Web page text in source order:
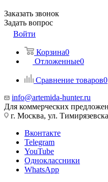
Заказать звонок
Задать вопрос
Войти
Корзина0
Отложенные0
Сравнение товаров0
info@artemida-hunter.ru
Для коммерческих
г. Москва, ул.
Вконтакте
Telegram
YouTube
Одноклассники
WhatsApp